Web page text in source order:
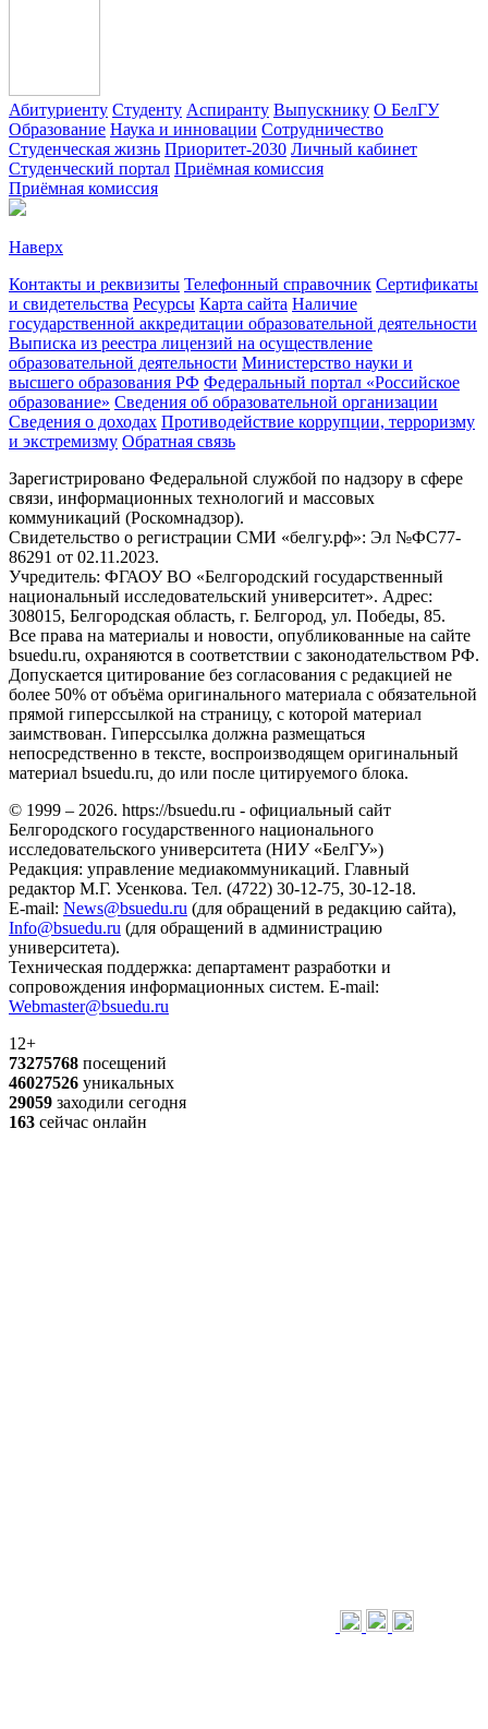
Абитуриенту Студенту Аспиранту Выпускнику О БелГУ
Образование Наука и инновации Сотрудничество
Студенческая жизнь Приоритет-2030 Личный кабинет
Студенческий портал Приёмная комиссия
Приёмная комиссия
Наверх
Контакты и реквизиты Телефонный справочник Сертификаты
и свидетельства Ресурсы Карта сайта Наличие
государственной аккредитации образовательной деятельности
Выписка из реестра лицензий на осуществление
образовательной деятельности Министерствo науки и
высшего образования РФ Федеральный портал «Российское
образование» Сведения об образовательной организации
Сведения о доходах Противодействие коррупции, терроризму
и экстремизму Обратная связь
Зарегистрировано Федеральной службой по надзору в сфере
связи, информационных технологий и массовых
коммуникаций (Роскомнадзор).
Свидетельство о регистрации СМИ «белгу.рф»: Эл №ФС77-
86291 от 02.11.2023.
Учредитель: ФГАОУ ВО «Белгородский государственный
национальный исследовательский университет». Адрес:
308015, Белгородская область, г. Белгород, ул. Победы, 85.
Все права на материалы и новости, опубликованные на сайте
bsuedu.ru, охраняются в соответствии с законодательством РФ.
Допускается цитирование без согласования с редакцией не
более 50% от объёма оригинального материала с обязательной
прямой гиперссылкой на страницу, с которой материал
заимствован. Гиперссылка должна размещаться
непосредственно в тексте, воспроизводящем оригинальный
материал bsuedu.ru, до или после цитируемого блока.
© 1999 – 2026. https://bsuedu.ru - официальный сайт
Белгородского государственного национального
исследовательского университета (НИУ «БелГУ»)
Редакция: управление медиакоммуникаций. Главный
редактор М.Г. Усенкова. Тел. (4722) 30-12-75, 30-12-18.
E-mail: News@bsuedu.ru (для обращений в редакцию сайта),
Info@bsuedu.ru (для обращений в администрацию
университета).
Техническая поддержка: департамент разработки и
сопровождения информационных систем. E-mail:
Webmaster@bsuedu.ru
12+
73275768 посещений
46027526 уникальных
29059 заходили сегодня
163 сейчас онлайн